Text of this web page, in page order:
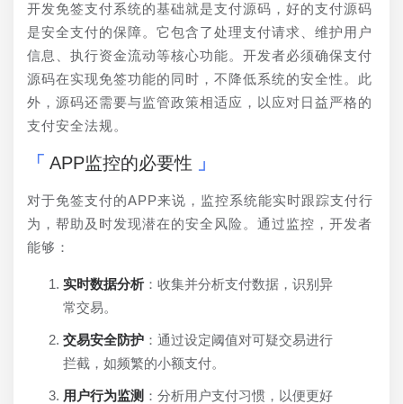
开发免签支付系统的基础就是支付源码，好的支付源码
是安全支付的保障。它包含了处理支付请求、维护用户
信息、执行资金流动等核心功能。开发者必须确保支付
源码在实现免签功能的同时，不降低系统的安全性。此
外，源码还需要与监管政策相适应，以应对日益严格的
支付安全法规。
APP监控的必要性
对于免签支付的APP来说，监控系统能实时跟踪支付行
为，帮助及时发现潜在的安全风险。通过监控，开发者
能够：
实时数据分析 ：收集并分析支付数据，识别异
常交易。
交易安全防护 ：通过设定阈值对可疑交易进行
拦截，如频繁的小额支付。
用户行为监测 ：分析用户支付习惯，以便更好